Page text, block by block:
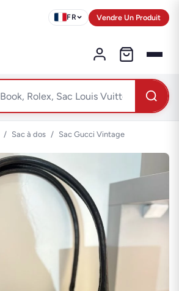
FR Vendre Un Produit
/ Sac à dos / Sac Gucci Vintage